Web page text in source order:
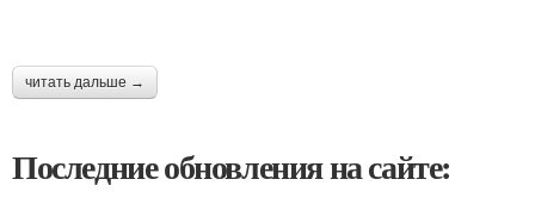
читать дальше →
Последние обновления на сайте: